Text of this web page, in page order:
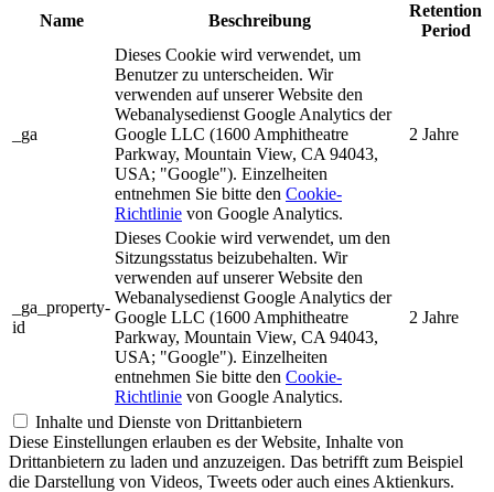
Name Beschreibung
Retention
Period
_ga
Dieses Cookie wird verwendet, um
Benutzer zu unterscheiden. Wir
verwenden auf unserer Website den
Webanalysedienst Google Analytics der
Google LLC (1600 Amphitheatre
Parkway, Mountain View, CA 94043,
USA; "Google"). Einzelheiten
entnehmen Sie bitte den Cookie-
Richtlinie von Google Analytics.
2 Jahre
_ga_property-
id
Dieses Cookie wird verwendet, um den
Sitzungsstatus beizubehalten. Wir
verwenden auf unserer Website den
Webanalysedienst Google Analytics der
Google LLC (1600 Amphitheatre
Parkway, Mountain View, CA 94043,
USA; "Google"). Einzelheiten
entnehmen Sie bitte den Cookie-
Richtlinie von Google Analytics.
2 Jahre
Inhalte und Dienste von Drittanbietern
Diese Einstellungen erlauben es der Website, Inhalte von
Drittanbietern zu laden und anzuzeigen. Das betrifft zum Beispiel
die Darstellung von Videos, Tweets oder auch eines Aktienkurs.